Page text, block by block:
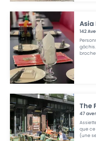
Asia
142
The
47
que
(une